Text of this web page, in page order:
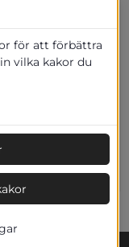
och
för att förbättra
vilka kakor du